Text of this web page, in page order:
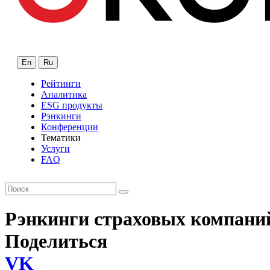
En Ru
Рейтинги
Аналитика
ESG продукты
Рэнкинги
Конференции
Тематики
Услуги
FAQ
Рэнкинги страховых
Поделиться
VK